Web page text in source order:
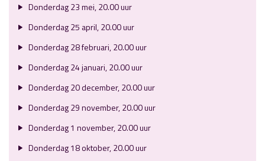
Donderdag 23 mei, 20.00 uur
Donderdag 25 april, 20.00 uur
Donderdag 28 februari, 20.00 uur
Donderdag 24 januari, 20.00 uur
Donderdag 20 december, 20.00 uur
Donderdag 29 november, 20.00 uur
Donderdag 1 november, 20.00 uur
Donderdag 18 oktober, 20.00 uur